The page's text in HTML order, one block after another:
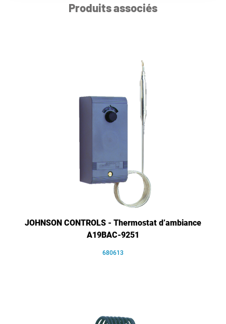
Produits associés
JOHNSON CONTROLS - Thermostat d’ambiance
A19BAC-9251
680613